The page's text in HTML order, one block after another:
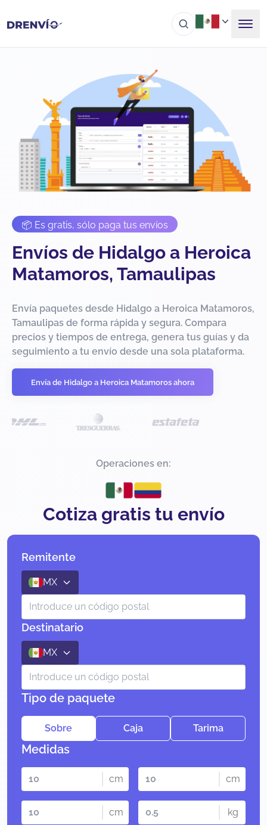
📦 Es gratis, sólo paga tus envíos
Envíos de Hidalgo a Heroica
Matamoros, Tamaulipas
Envía paquetes desde Hidalgo a Heroica Matamoros,
Tamaulipas de forma rápida y segura. Compara
precios y tiempos de entrega, genera tus guías y da
seguimiento a tu envío desde una sola plataforma.
Envía de Hidalgo a Heroica Matamoros ahora
Operaciones en:
Cotiza gratis tu envío
Remitente
MX
Destinatario
MX
Tipo de paquete
Sobre Caja Tarima
Medidas
cm cm
cm kg